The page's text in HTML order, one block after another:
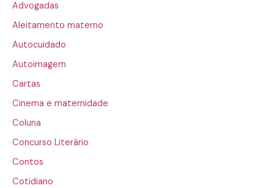
Advogadas
Aleitamento materno
Autocuidado
Autoimagem
Cartas
Cinema e maternidade
Coluna
Concurso Literário
Contos
Cotidiano